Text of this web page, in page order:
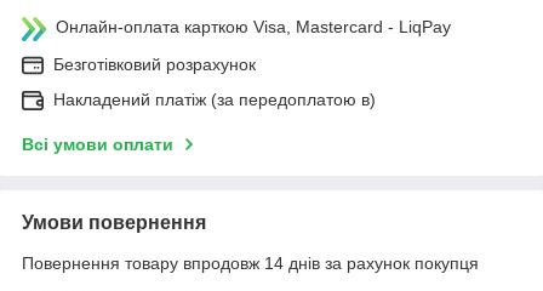
Онлайн-оплата карткою Visa, Mastercard - LiqPay
Безготівковий розрахунок
Накладений платіж (за передоплатою в)
Всі умови оплати
Умови повернення
Повернення товару впродовж 14 днів за рахунок покупця